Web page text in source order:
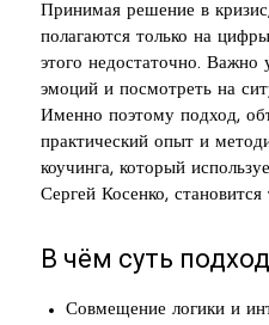
Принимая решение в
полагаются только на
этого недостаточно. Важно
эмоций и посмотреть на
Именно поэтому подход,
практический опыт и
коучинга, который
Сергей Косенко,
В чём суть
Совмещение логики и